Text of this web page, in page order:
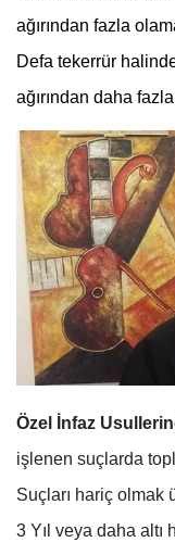
ağırından fazla
Defa tekerrür
ağırından daha
Özel İnfaz
işlenen suçlarda
Suçları hariç olmak
3 Yıl veya daha altı